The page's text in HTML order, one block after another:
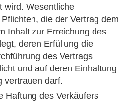
wird. Wesentliche
die der Vertrag dem
Inhalt zur Erreichung des
deren Erfüllung die
des Vertrags
und auf deren Einhaltung
vertrauen darf.
Haftung des Verkäufers